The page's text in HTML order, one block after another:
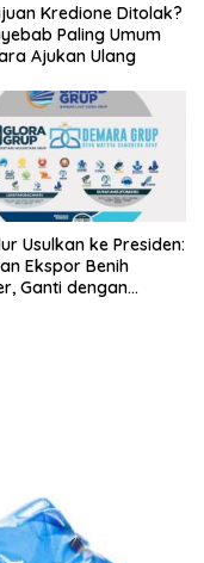
Kredione Ditolak?
Paling Umum
Ajukan Ulang
Usulkan ke Presiden:
Ekspor Benih
Ganti dengan